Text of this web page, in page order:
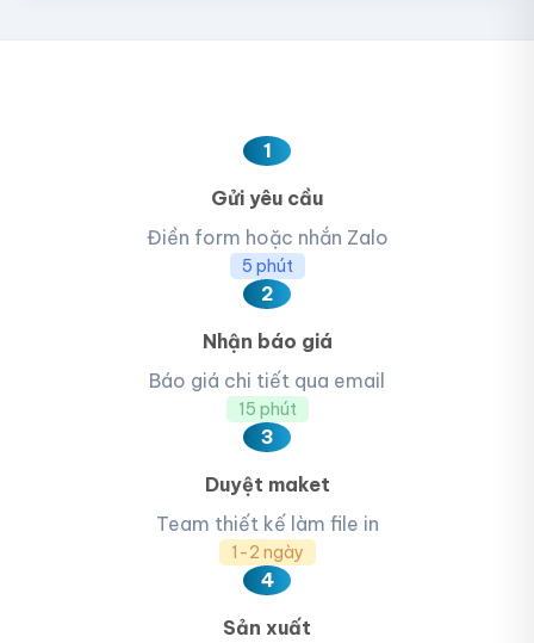
1
Gửi yêu cầu
Điền form hoặc nhắn Zalo
5 phút
2
Nhận báo giá
Báo giá chi tiết qua email
15 phút
3
Duyệt maket
Team thiết kế làm file in
1-2 ngày
4
Sản xuất